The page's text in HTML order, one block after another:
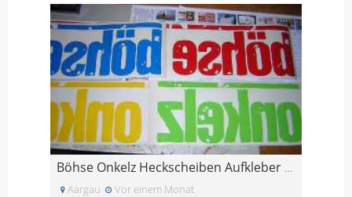
Böhse Onkelz Heckscheiben Aufkleber BUNT
Aargau Vor einem Monat